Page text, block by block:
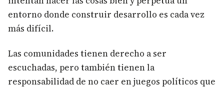
entorno donde construir desarrollo es cada vez
más difícil.
Las comunidades tienen derecho a ser
escuchadas, pero también tienen la
responsabilidad de no caer en juegos políticos que